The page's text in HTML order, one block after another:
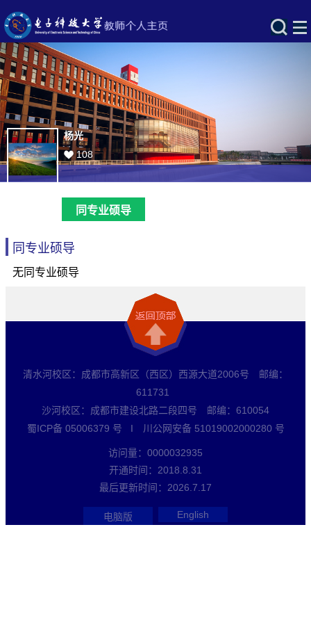
杨光
108
同专业硕导
同专业硕导
无同专业硕导
清水河校区：成都市高新区（西区）西源大道2006号 邮编：
611731
沙河校区：成都市建设北路二段四号 邮编：610054
蜀ICP备 05006379 号 I 川公网安备 51019002000280 号
访问量： 0000032935
开通时间： 2018 8 31
最后更新时间： 2026 7 17
电脑版 English